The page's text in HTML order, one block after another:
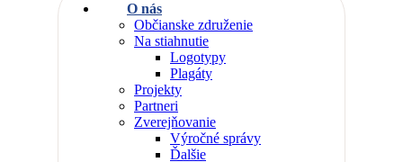
O nás
Občianske združenie
Na stiahnutie
Logotypy
Plagáty
Projekty
Partneri
Zverejňovanie
Výročné správy
Ďalšie